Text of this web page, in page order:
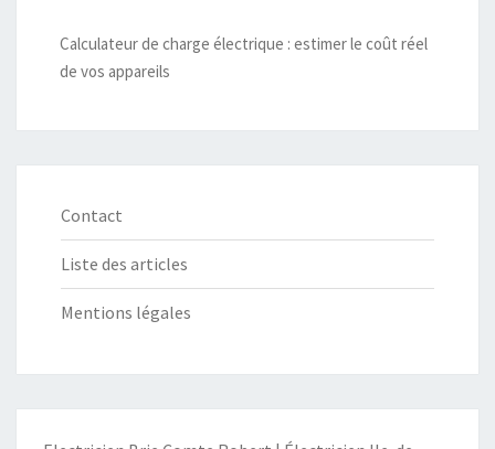
Calculateur de charge électrique : estimer le coût réel
de vos appareils
Contact
Liste des articles
Mentions légales